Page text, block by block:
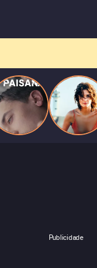
Publicidade